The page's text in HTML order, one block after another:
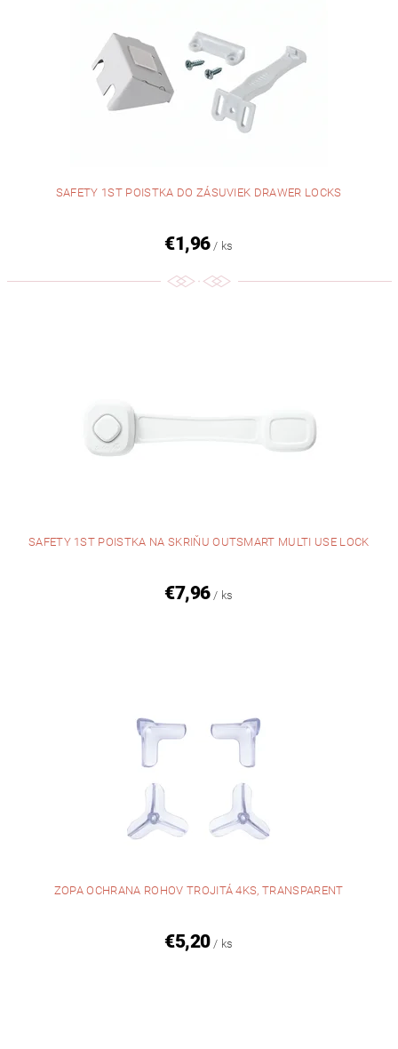
SAFETY 1ST POISTKA DO ZÁSUVIEK DRAWER LOCKS
€1,96 / ks
SAFETY 1ST POISTKA NA SKRIŇU OUTSMART MULTI USE LOCK
€7,96 / ks
ZOPA OCHRANA ROHOV TROJITÁ 4KS, TRANSPARENT
€5,20 / ks